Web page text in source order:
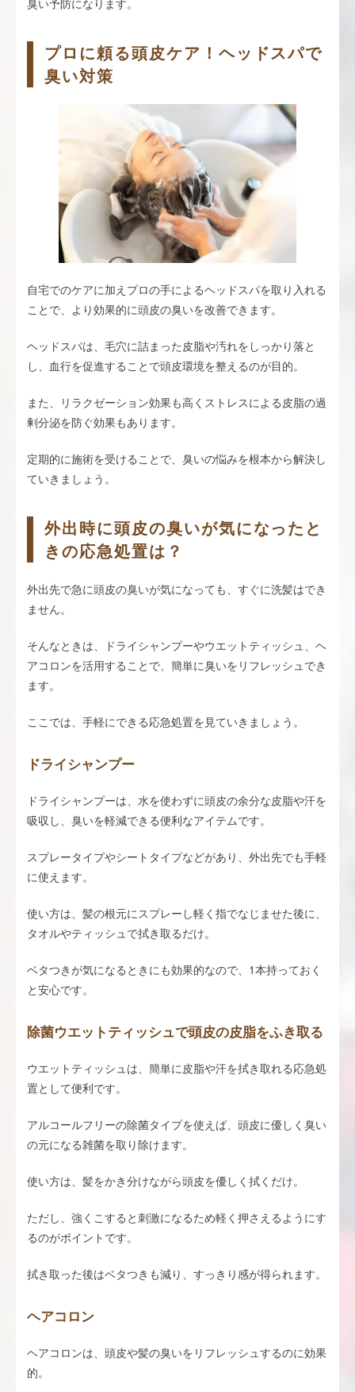
プロに頼る頭皮ケア！ヘッドスパで
臭い対策
自宅でのケアに加えプロの手によるヘッドスパを取り入れる
ことで、より効果的に頭皮の臭いを改善できます。
ヘッドスパは、毛穴に詰まった皮脂や汚れをしっかり落と
し、血行を促進することで頭皮環境を整えるのが目的。
また、リラクゼーション効果も高くストレスによる皮脂の過
剰分泌を防ぐ効果もあります。
定期的に施術を受けることで、臭いの悩みを根本から解決し
ていきましょう。
外出時に頭皮の臭いが気になったと
きの応急処置は？
外出先で急に頭皮の臭いが気になっても、すぐに洗髪はでき
ません。
そんなときは、ドライシャンプーやウエットティッシュ、ヘ
アコロンを活用することで、簡単に臭いをリフレッシュでき
ます。
ここでは、手軽にできる応急処置を見ていきましょう。
ドライシャンプー
ドライシャンプーは、水を使わずに頭皮の余分な皮脂や汗を
吸収し、臭いを軽減できる便利なアイテムです。
スプレータイプやシートタイプなどがあり、外出先でも手軽
に使えます。
使い方は、髪の根元にスプレーし軽く指でなじませた後に、
タオルやティッシュで拭き取るだけ。
ベタつきが気になるときにも効果的なので、1本持っておく
と安心です。
除菌ウエットティッシュで頭皮の皮脂をふき取る
ウエットティッシュは、簡単に皮脂や汗を拭き取れる応急処
置として便利です。
アルコールフリーの除菌タイプを使えば、頭皮に優しく臭い
の元になる雑菌を取り除けます。
使い方は、髪をかき分けながら頭皮を優しく拭くだけ。
ただし、強くこすると刺激になるため軽く押さえるようにす
るのがポイントです。
拭き取った後はベタつきも減り、すっきり感が得られます。
ヘアコロン
ヘアコロンは、頭皮や髪の臭いをリフレッシュするのに効果
的。